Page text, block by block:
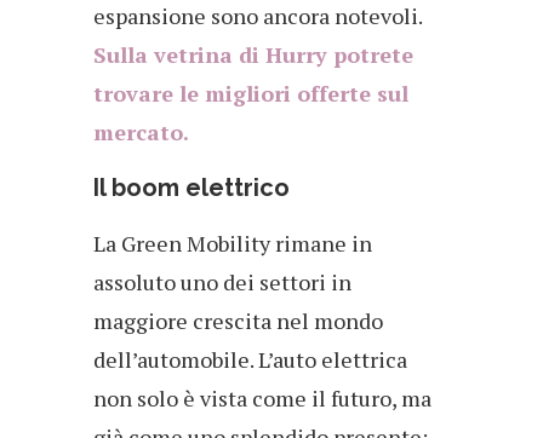
espansione sono ancora notevoli.
Sulla vetrina di Hurry potrete
trovare le migliori offerte sul
mercato.
Il boom elettrico
La Green Mobility rimane in
assoluto uno dei settori in
maggiore crescita nel mondo
dell’automobile. L’auto elettrica
non solo è vista come il futuro, ma